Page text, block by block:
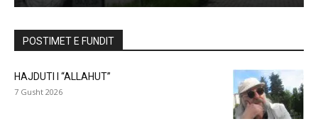
POSTIMET E FUNDIT
HAJDUTI I “ALLAHUT”
7 Gusht 2026